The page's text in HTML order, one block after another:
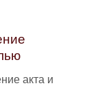
акта и